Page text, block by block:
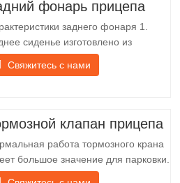
производитель
с…
фонарь прицепа
заднего фонаря 1.
сиденье изготовлено из
кронштейна, который
прочнее других материалов. В
защиты абажура и продления
службы задней фонарной балки
абажуром крепится…
Свяжитесь с нами
клапан прицепа
работа тормозного крана
большое значение для парковки.
техническую